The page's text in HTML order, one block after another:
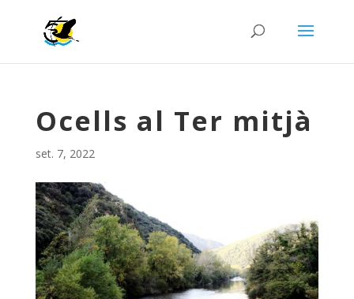
Ocells al Ter mitjà
set. 7, 2022